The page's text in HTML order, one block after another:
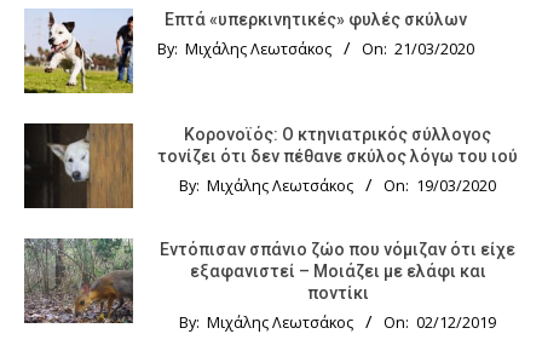
Επτά «υπερκινητικές» φυλές σκύλων
By: Μιχάλης Λεωτσάκος On: 21/03/2020
Κορονοϊός: Ο κτηνιατρικός σύλλογος
τονίζει ότι δεν πέθανε σκύλος λόγω του ιού
By: Μιχάλης Λεωτσάκος On: 19/03/2020
Εντόπισαν σπάνιο ζώο που νόμιζαν ότι είχε
εξαφανιστεί – Μοιάζει με ελάφι και
ποντίκι
By: Μιχάλης Λεωτσάκος On: 02/12/2019